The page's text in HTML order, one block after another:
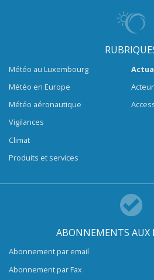
Météo au Luxembourg
Météo en Europe
Météo aéronautique
Vigilances
Climat
Produits et services
ABONNEMENTS AUX
Abonnement par email
Abonnement par Fax